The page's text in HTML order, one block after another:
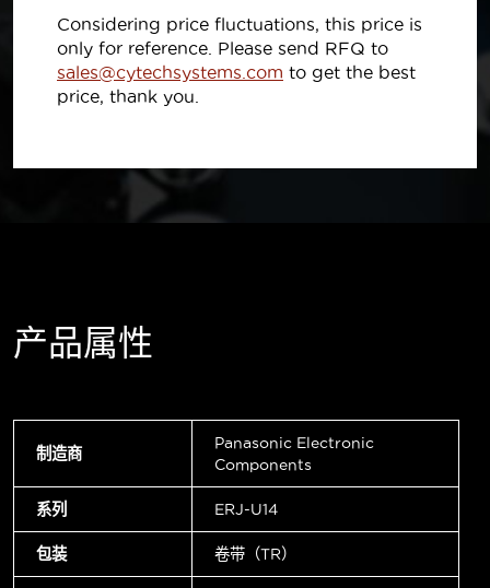
Considering price fluctuations, this price is
only for reference. Please send RFQ to
sales@cytechsystems.com to get the best
price, thank you.
产品属性
制造商
Panasonic Electronic
Components
系列 ERJ-U14
包装 卷带（TR）